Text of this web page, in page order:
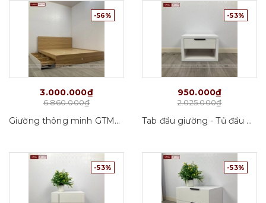
-56%
3.000.000₫
6.860.000₫
Giường thông minh GTM01_VD01
-53%
950.000₫
2.025.000₫
Tab đầu giường - Tủ đầu giường Tab07_VD01
-53% -53%